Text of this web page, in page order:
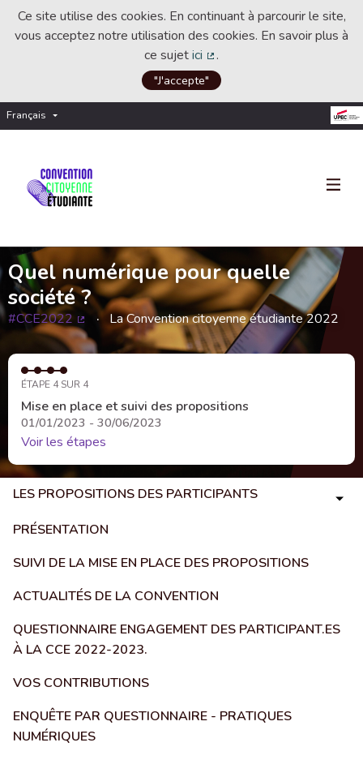
Ce site utilise des cookies. En continuant à parcourir le site,
vous acceptez notre utilisation des cookies. En savoir plus à
ce sujetici
(Lien externe)
.
"J'accepte"
Français Choisir la langue
Quel numérique pour quelle
société ?
#CCE2022
(Lien externe)
La Convention citoyenne étudiante 2022
ÉTAPE 4 SUR 4
Mise en place et suivi des propositions
01/01/2023 - 30/06/2023
Voir les étapes
LES PROPOSITIONS DES PARTICIPANTS
PRÉSENTATION
SUIVI DE LA MISE EN PLACE DES PROPOSITIONS
ACTUALITÉS DE LA CONVENTION
QUESTIONNAIRE ENGAGEMENT DES PARTICIPANT.ES
À LA CCE 2022-2023.
VOS CONTRIBUTIONS
ENQUÊTE PAR QUESTIONNAIRE - PRATIQUES
NUMÉRIQUES